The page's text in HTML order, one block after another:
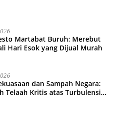
Martabat Buruh: Merebut
Hari Esok yang Dijual Murah
dan Sampah Negara:
Telaah Kritis atas Turbulensi